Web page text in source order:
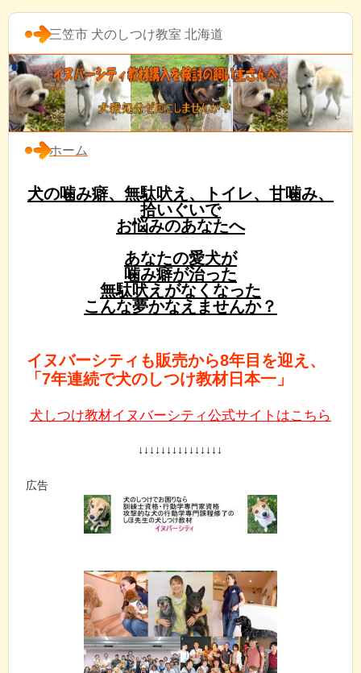
三笠市 犬のしつけ教室 北海道
ホーム
犬の噛み癖、無駄吠え、トイレ、甘噛み、
拾いぐいで
お悩みのあなたへ
あなたの愛犬が
噛み癖が治った
無駄吠えがなくなった
こんな夢かなえませんか？
イヌバーシティも販売から8年目を迎え、
「7年連続で犬のしつけ教材日本一」
犬しつけ教材イヌバーシティ公式サイトはこちら
↓↓↓↓↓↓↓↓↓↓↓↓↓↓↓
広告